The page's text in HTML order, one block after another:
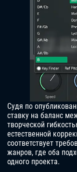
Судя по
ставку на баланс
творческой
естественной
соответствует
жанров, где оба
одного проекта.